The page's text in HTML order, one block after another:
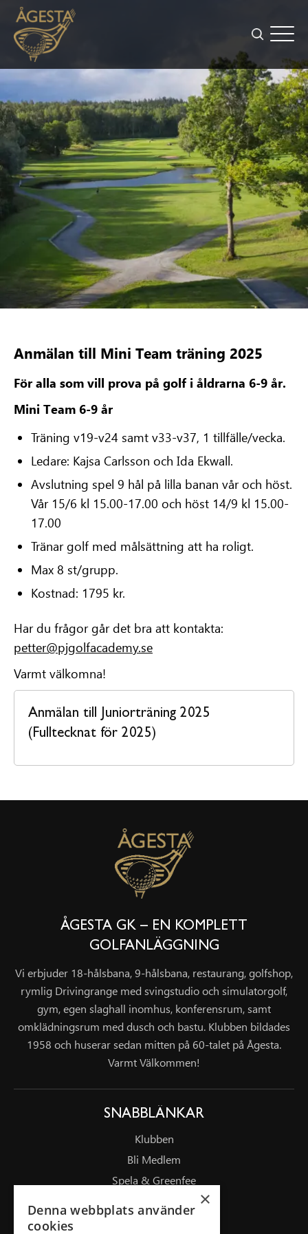
Anmälan till Mini Team träning 2025
För alla som vill prova på golf i åldrarna 6-9 år.
Mini Team 6-9 år
Träning v19-v24 samt v33-v37, 1 tillfälle/vecka.
Ledare: Kajsa Carlsson och Ida Ekwall.
Avslutning spel 9 hål på lilla banan vår och höst.
Vår 15/6 kl 15.00-17.00 och höst 14/9 kl 15.00-
17.00
Tränar golf med målsättning att ha roligt.
Max 8 st/grupp.
Kostnad: 1795 kr.
Har du frågor går det bra att kontakta:
petter@pjgolfacademy.se
Varmt välkomna!
Anmälan till Juniorträning 2025
(Fulltecknat för 2025)
SNABBLÄNKAR
Klubben
Bli Medlem
Spela & Greenfee
Masterplan/Pierre Fulke
ÅGESTA GK – EN KOMPLETT
GOLFANLÄGGNING
Vi erbjuder 18-hålsbana, 9-hålsbana, restaurang, golfshop,
rymlig Drivingrange med svingstudio och simulatorgolf,
gym, egen slaghall inomhus, konferensrum, samt
omklädningsrum med dusch och bastu. Klubben bildades
1958 och huserar sedan mitten på 60-talet på Ågesta.
Varmt Välkommen!
×
Denna webbplats använder
cookies